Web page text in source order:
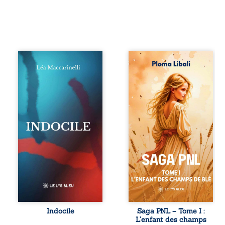
Quatre parties.
Quatre refus.
Quatre visages
d’une existence en
friction. Entre les
silences qu’on ne
déchiffre pas, les
amours qu’on
dérange, les corps
qu’on administre
et les liens qu’on
sabote, cet
ouvrage parle à
vivent trop fort,
trop vrai, trop tôt.
traversée. Une
langue nue. Une
Indocile
Autrefois, les
champs d’Atlantis
vibraient sous le
vent et les enfants
couraient dans les
blés. Puis la
couronne plia le
genou, livrant son
peuple à l’ombre
d’Ivorny. À Atove,
Luwel aurait pu
disparaître dans
les ruines de son
destin ; pourtant,
sous les pierres
d’un temple
oublié, des
rebelles lui
tendirent la main.
Saga PNL – Tome I :
L’enfant des champs